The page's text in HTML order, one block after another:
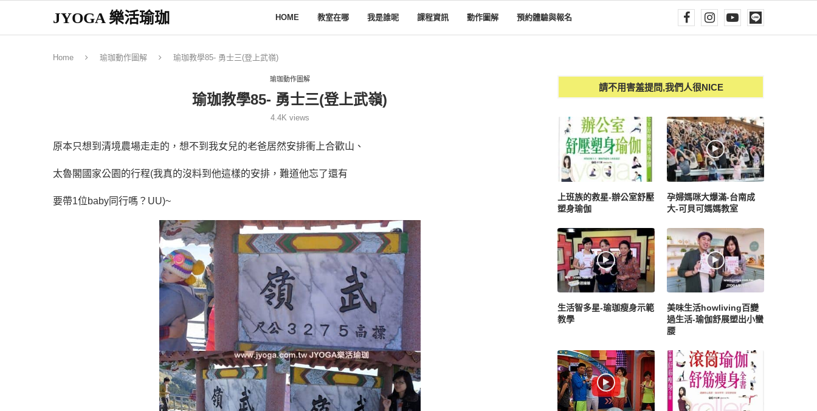
JYOGA 樂活瑜珈 HOME 教室在哪 我是誰呢 課程資訊 動作圖解 預約體驗與報名
Home 瑜珈動作圖解 瑜珈教學85- 勇士三(登上武嶺)
瑜珈動作圖解
瑜珈教學85- 勇士三(登上武嶺)
4.4K views
原本只想到清境農場走走的，想不到我女兒的老爸居然安排衝上合歡山、
太魯閣國家公園的行程(我真的沒料到他這樣的安排，難道他忘了還有
要帶1位baby同行嗎？UU)~
請不用害羞提問,我們人很NICE
上班族的救星-辦公室舒壓
塑身瑜伽
孕婦媽咪大爆滿-台南成
大-可貝可媽媽教室
生活智多星-瑜珈瘦身示範
教學
美味生活howliving百變
過生活-瑜伽舒展塑出小蠻
腰